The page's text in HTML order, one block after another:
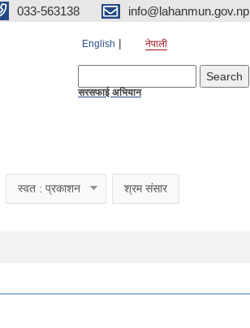
033-563138 info@lahanmun.gov.np
English नेपाली
सरसफाई अभियान
स्वत : प्रकाशन श्रम संसार